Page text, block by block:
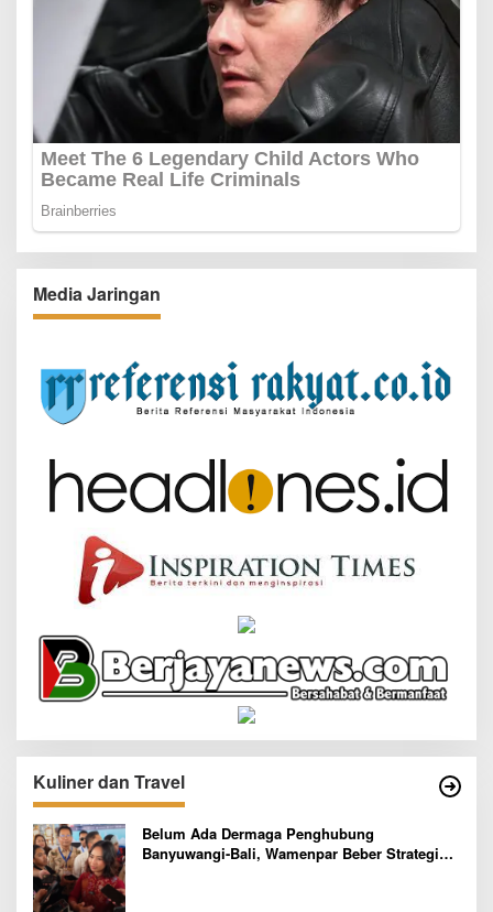
Media Jaringan
Kuliner dan Travel
Belum Ada Dermaga Penghubung
Banyuwangi-Bali, Wamenpar Beber Strategi